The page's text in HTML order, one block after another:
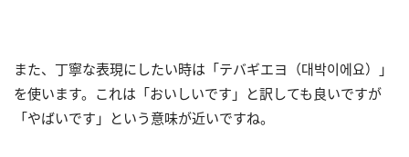
また、丁寧な表現にしたい時は「テバギエヨ（대박이에요）」
を使います。これは「おいしいです」と訳しても良いですが
「やばいです」という意味が近いですね。